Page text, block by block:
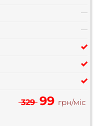
—
—
329 99 грн/міс